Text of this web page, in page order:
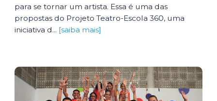
para se tornar um artista. Essa é uma das
propostas do Projeto Teatro-Escola 360, uma
iniciativa d... [saiba mais]